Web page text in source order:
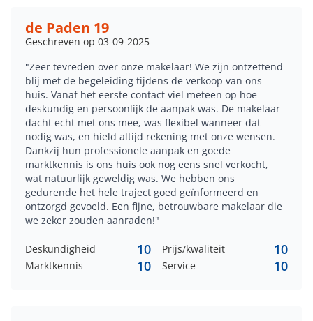
de Paden 19
Geschreven op 03-09-2025
"Zeer tevreden over onze makelaar! We zijn ontzettend
blij met de begeleiding tijdens de verkoop van ons
huis. Vanaf het eerste contact viel meteen op hoe
deskundig en persoonlijk de aanpak was. De makelaar
dacht echt met ons mee, was flexibel wanneer dat
nodig was, en hield altijd rekening met onze wensen.
Dankzij hun professionele aanpak en goede
marktkennis is ons huis ook nog eens snel verkocht,
wat natuurlijk geweldig was. We hebben ons
gedurende het hele traject goed geïnformeerd en
ontzorgd gevoeld. Een fijne, betrouwbare makelaar die
we zeker zouden aanraden!"
Deskundigheid 10 Prijs/kwaliteit 10
Marktkennis 10 Service 10